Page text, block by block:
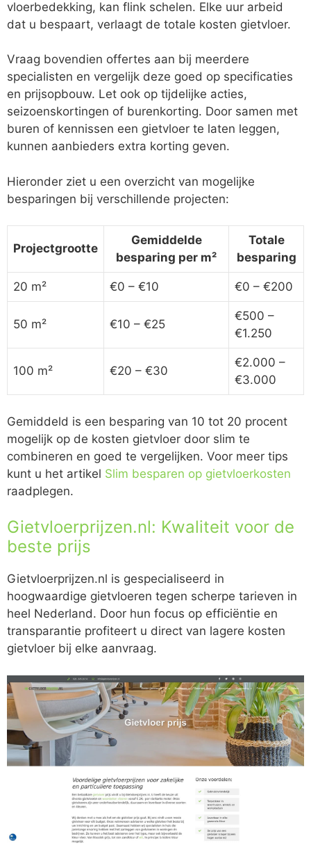
vloerbedekking, kan flink schelen. Elke uur arbeid
dat u bespaart, verlaagt de totale kosten gietvloer.
Vraag bovendien offertes aan bij meerdere
specialisten en vergelijk deze goed op specificaties
en prijsopbouw. Let ook op tijdelijke acties,
seizoenskortingen of burenkorting. Door samen met
buren of kennissen een gietvloer te laten leggen,
kunnen aanbieders extra korting geven.
Hieronder ziet u een overzicht van mogelijke
besparingen bij verschillende projecten:
Projectgrootte
Gemiddelde
besparing per m²
Totale
besparing
20 m² €0 – €10 €0 – €200
50 m² €10 – €25
€500 –
€1.250
100 m² €20 – €30
€2.000 –
€3.000
Gemiddeld is een besparing van 10 tot 20 procent
mogelijk op de kosten gietvloer door slim te
combineren en goed te vergelijken. Voor meer tips
kunt u het artikel Slim besparen op gietvloerkosten
raadplegen.
Gietvloerprijzen.nl: Kwaliteit voor de
beste prijs
Gietvloerprijzen.nl is gespecialiseerd in
hoogwaardige gietvloeren tegen scherpe tarieven in
heel Nederland. Door hun focus op efficiëntie en
transparantie profiteert u direct van lagere kosten
gietvloer bij elke aanvraag.